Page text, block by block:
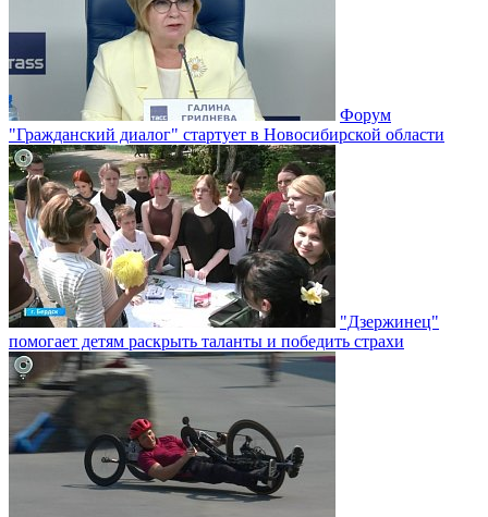
Форум
"Гражданский диалог" стартует в Новосибирской области
"Дзержинец"
помогает детям раскрыть таланты и победить страхи